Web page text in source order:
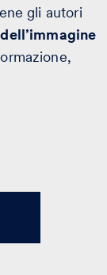
gli autori